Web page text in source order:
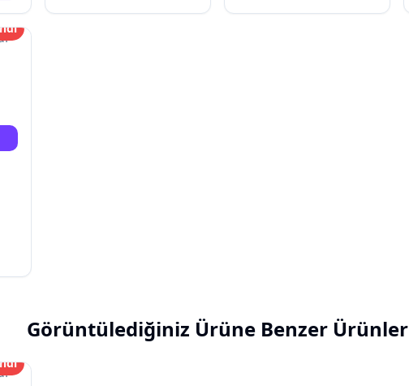
Görüntülediğiniz Ürüne Benzer Ürünler